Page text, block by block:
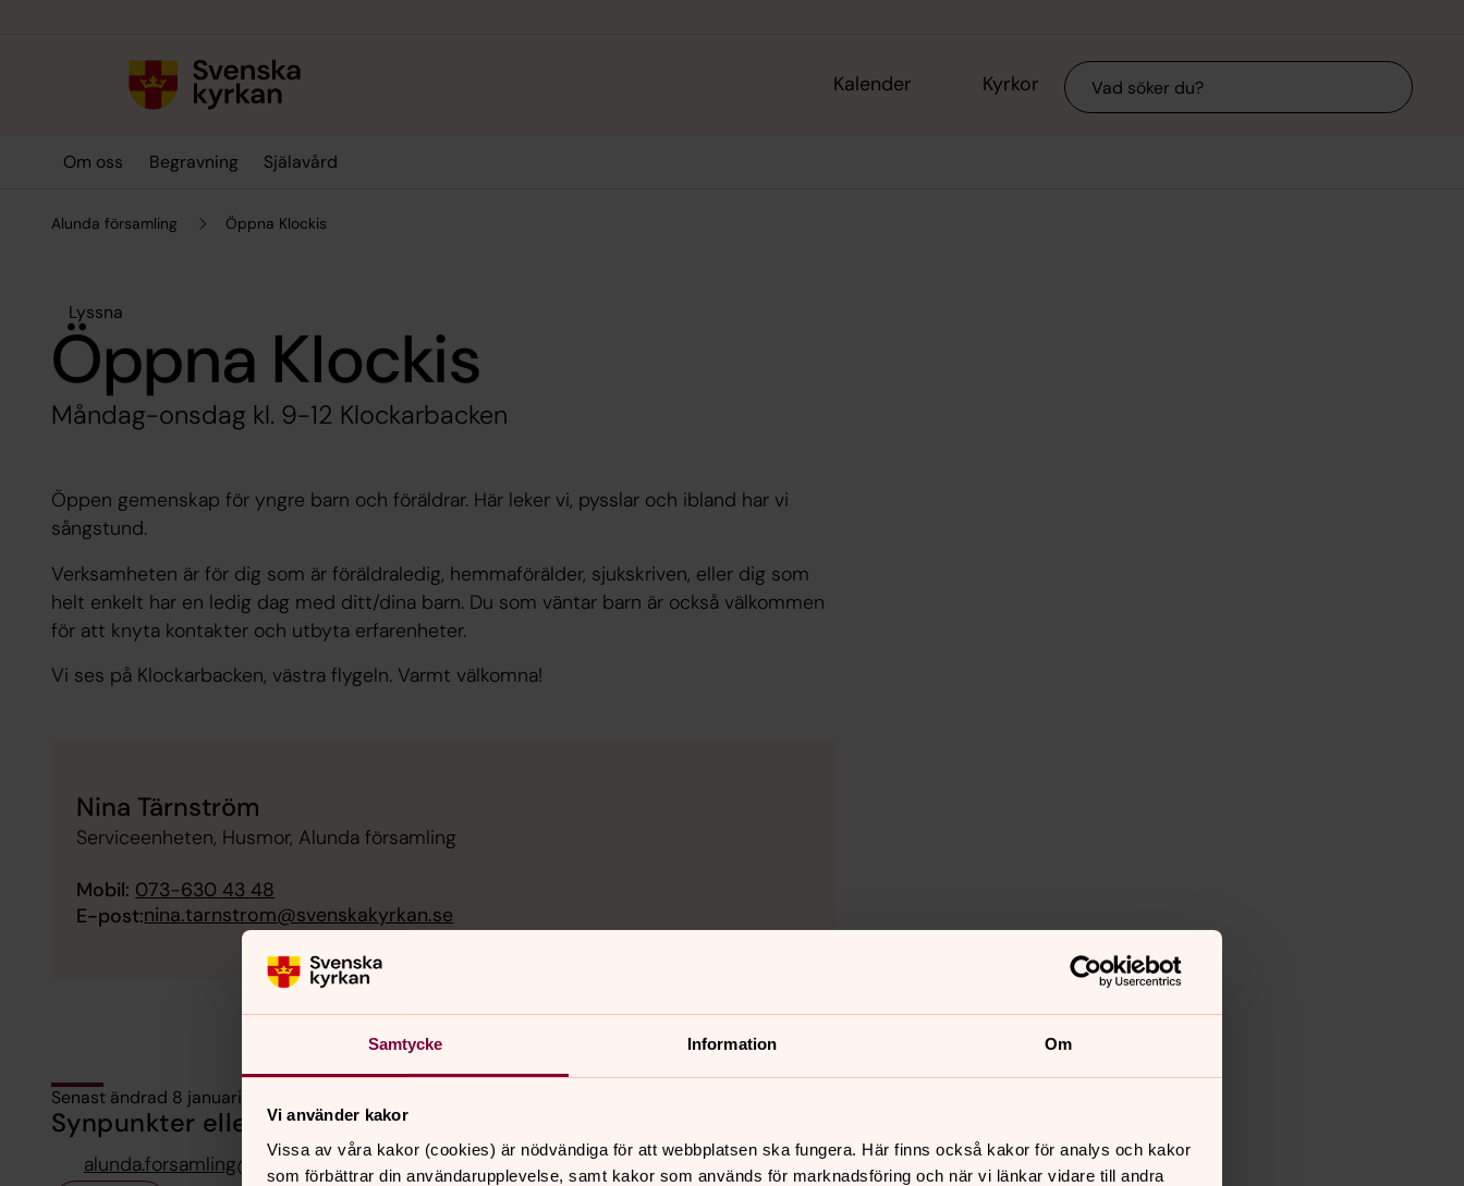
Samtycke Information Om
Vi använder kakor
Vissa av våra kakor (cookies) är nödvändiga för att webbplatsen ska fungera. Här finns också kakor för analys och kakor
som förbättrar din användarupplevelse, samt kakor som används för marknadsföring och när vi länkar vidare till andra
Kalender Kyrkor Sök
Om oss Begravning Själavård
Alunda församling Öppna Klockis
Lyssna
Öppna Klockis
Måndag-onsdag kl. 9-12 Klockarbacken
Öppen gemenskap för yngre barn och föräldrar. Här leker vi, pysslar och ibland har vi
sångstund.
Verksamheten är för dig som är föräldraledig, hemmaförälder, sjukskriven, eller dig som
helt enkelt har en ledig dag med ditt/dina barn. Du som väntar barn är också välkommen
för att knyta kontakter och utbyta erfarenheter.
Vi ses på Klockarbacken, västra flygeln. Varmt välkomna!
Nina Tärnström
Serviceenheten, Husmor, Alunda församling
Mobil: 073-630 43 48
E-post:nina.tarnstrom@svenskakyrkan.se
Senast ändrad 8 januari 2026
Synpunkter eller frågor på sidans innehåll?
alunda.forsamling@svenskakyrkan.se